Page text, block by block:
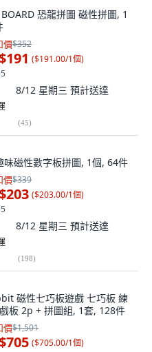
恐龍拼圖 磁性拼圖, 1
價$352
($191.00/1個)
8/12 星期三 預計送達
(45)
磁性數字板拼圖, 1個, 64件
價$339
($203.00/1個)
8/12 星期三 預計送達
(198)
磁性七巧板遊戲 七巧板 練
板 2p + 拼圖組, 1套, 128件
價$1,501
($705.00/1個)